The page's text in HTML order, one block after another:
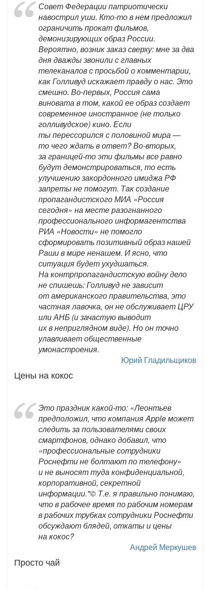
Совет Федерации патриотически
навострил уши. Кто-то в нем предложил
ограничить прокат фильмов,
демонизирующих образ России.
Вероятно, возник заказ сверху: мне за два
дня дважды звонили с главных
телеканалов с просьбой о комментарии,
как Голливуд искажает правду о нас. Это
смешно. Во-первых, Россия сама
виновата в том, какой ее образ создает
современное иностранное (не только
голливудское) кино. Если
ты перессорился с половиной мира —
то чего ждать в ответ? Во-вторых,
за границей-то эти фильмы все равно
будут демонстрироваться, то есть
улучшению закордонного имиджа РФ
запреты не помогут. Так создание
пропагандистского МИА «Россия
сегодня» на месте разогнанного
профессионального информагентства
РИА «Новости» не помогло
сформировать позитивный образ нашей
Раши в мире ненашем. И ясно, что
ситуация будет ухудшаться.
На контрпропагандистскую войну дело
не спишешь: Голливуд не зависит
от американского правительства, это
частная лавочка, он не обслуживает ЦРУ
или АНБ (и зачастую выводит
их в неприглядном виде). Но он точно
улавливает общественные
умонастроения.
Юрий Гладильщиков
Цены на кокос
Это праздник какой-то: «Леонтьев
предположил, что компания Apple может
следить за пользователями своих
смартфонов, однако добавил, что
«профессиональные сотрудники
Роснефти не болтают по телефону»
и не выносят туда конфиденциальной,
корпоративной, секретной
информации."© Т.е. я правильно понимаю,
что в рабочее время по рабочим номерам
в рабочих трубках сотрудники Роснефти
обсуждают блядей, откаты и цены
на кокос?
Андрей Меркушев
Просто чай